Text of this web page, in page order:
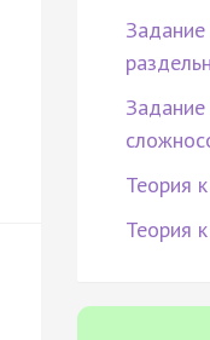
Теория
Теория